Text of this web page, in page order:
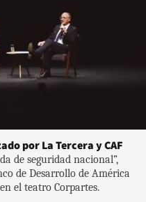
por La Tercera y CAF
de seguridad nacional”,
de Desarrollo de América
el teatro Corpartes.